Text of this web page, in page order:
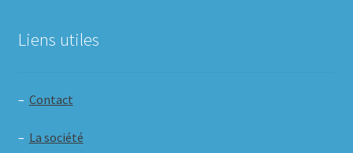
Liens utiles
– Contact
– La société